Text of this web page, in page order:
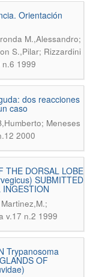
Orientación
M.,Alessandro;
S.,Pilar; Rizzardini
1999
dos reacciones
caso
Meneses
2000
THE DORSAL LOBE
SUBMITTED
INGESTION
v.17 n.2 1999
Trypanosoma
OF